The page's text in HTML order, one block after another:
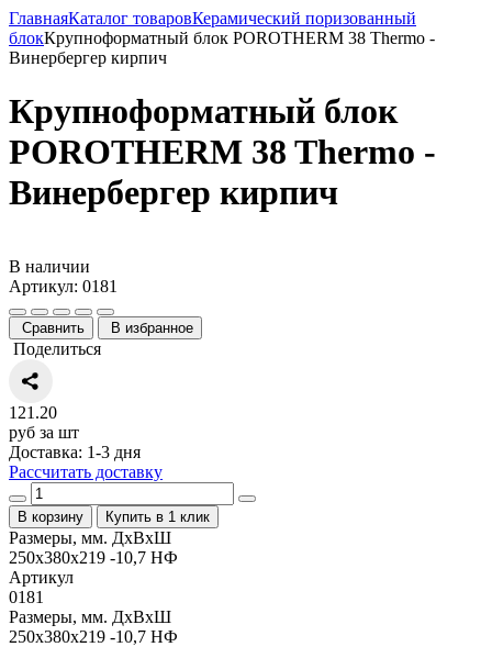
ГлавнаяКаталог товаровКерамический поризованный
блокКрупноформатный блок POROTHERM 38 Thermo -
Винербергер кирпич
Крупноформатный блок
POROTHERM 38 Thermo -
Винербергер кирпич
В наличии
Артикул: 0181
Сравнить В избранное
Поделиться
121.20
руб за шт
Доставка: 1-3 дня
Рассчитать доставку
В корзину Купить в 1 клик
Размеры, мм. ДхВхШ
250х380х219 -10,7 НФ
Артикул
0181
Размеры, мм. ДхВхШ
250х380х219 -10,7 НФ